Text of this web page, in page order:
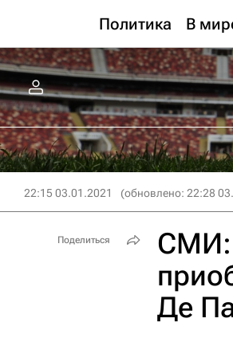
Политика В
22:15 03.01.2021 (обновлено: 22:28
СМИ:
Де
Поделиться